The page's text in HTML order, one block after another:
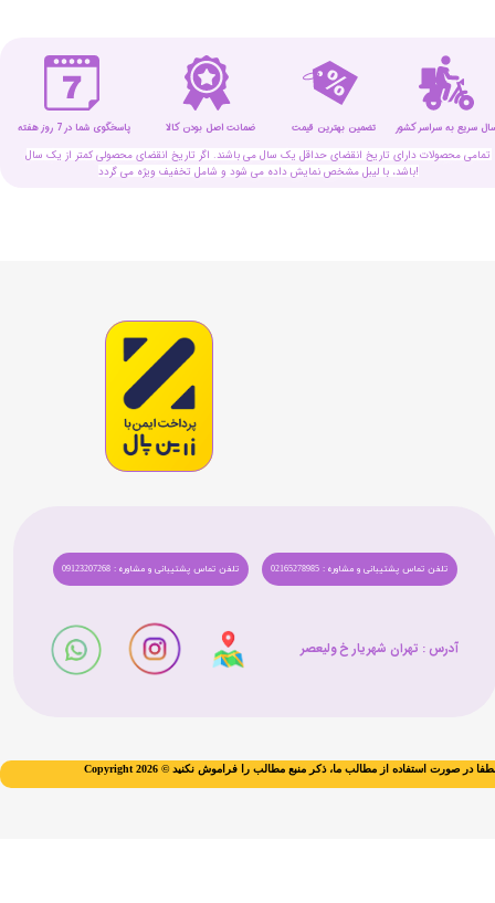
تمامی محصولات دارای تاریخ انقضای حداقل یک سال می باشند. اگر تاریخ انقضای محصولی کمتر از یک سال
باشد، با لیبل مشخص نمایش داده می شود و شامل تخفیف ویژه می گردد!
ضمانت اصل بودن کالا تضمین بهترین قیمت پاسخگوی شما در 7 روز هفته سریع به سراسر کشور
تلفن تماس پشتیبانی و مشاوره : 09123207268 تلفن تماس پشتیبانی و مشاوره : 02165278985
آدرس : تهران شهریار خ ولیعصر​​​​​​​